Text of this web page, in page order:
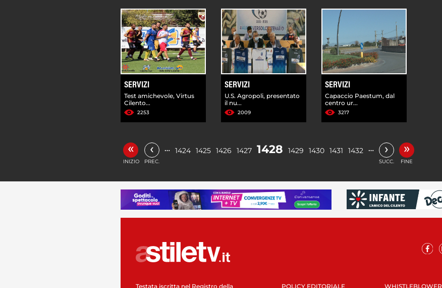
SERVIZI
Test amichevole, Virtus
Cilento...
2253
SERVIZI
U.S. Agropoli, presentato
il nu...
2009
SERVIZI
Capaccio Paestum, dal
centro ur...
3217
«
INIZIO
‹
PREC.
… 1424 1425 1426 1427 1428 1429 1430 1431 1432 … ›
SUCC.
»
FINE
Testata iscritta nel Registro della
POLICY EDITORIALE WHISTLEBLOWER